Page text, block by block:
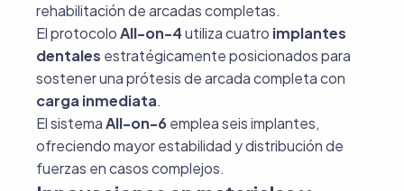
rehabilitación de arcadas completas.
El protocoloAll-on-4utiliza cuatro implantes
dentales estratégicamente posicionados para
sostener una prótesis de arcada completa con
carga inmediata.
El sistemaAll-on-6emplea seis implantes,
ofreciendo mayor estabilidad y distribución de
fuerzas en casos complejos.